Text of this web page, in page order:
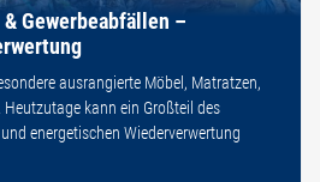
Gewerbeabfällen –
ausrangierte Möbel, Matratzen,
Heutzutage kann ein Großteil des
energetischen Wiederverwertung